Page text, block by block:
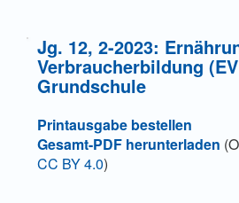
Jg. 12, 2-2023:
Verbraucherbildung
Grundschule
Printausgabe bestellen
Gesamt-PDF herunterladen
CC BY 4.0)